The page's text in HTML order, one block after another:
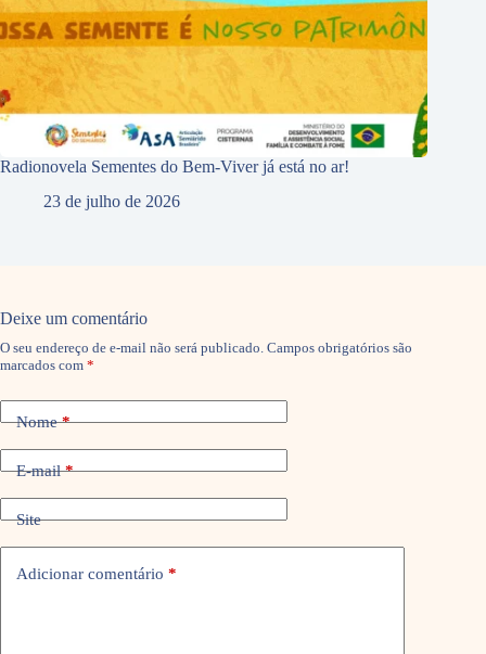
Radionovela Sementes do Bem-Viver já está no ar!
23 de julho de 2026
Deixe um comentário
O seu endereço de e-mail não será publicado. Campos obrigatórios são
marcados com *
Nome*
E-mail*
Site
Adicionar comentário *